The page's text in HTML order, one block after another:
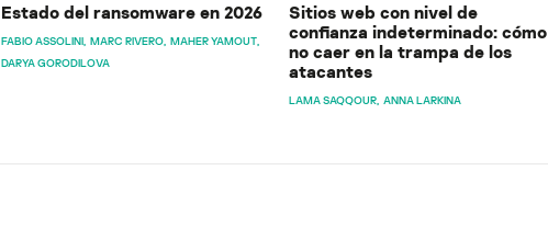
Estado del ransomware en 2026
FABIO ASSOLINI MARC RIVERO MAHER YAMOUT
DARYA GORODILOVA
Sitios web con nivel de
confianza indeterminado: cómo
no caer en la trampa de los
atacantes
LAMA SAQQOUR ANNA LARKINA